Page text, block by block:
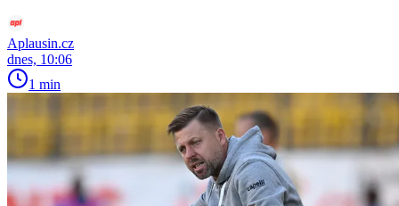
Aplausin.cz
dnes, 10:06
1 min